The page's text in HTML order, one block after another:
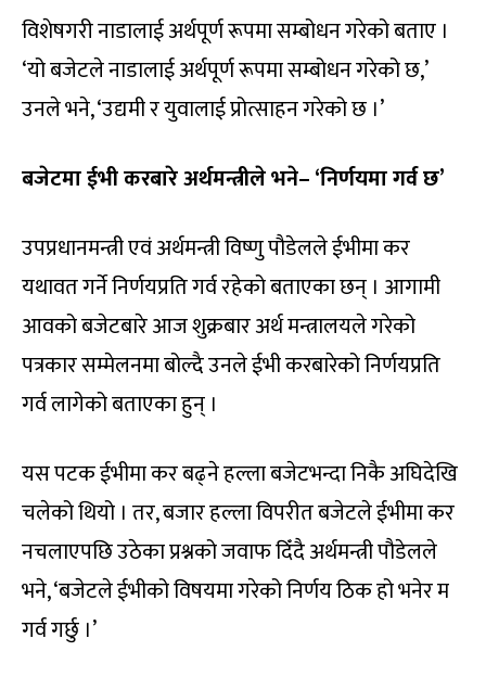
विशेषगरी नाडालाई अर्थपूर्ण रूपमा सम्बोधन गरेको बताए ।
‘यो बजेटले नाडालाई अर्थपूर्ण रूपमा सम्बोधन गरेको छ,’
उनले भने, ‘उद्यमी र युवालाई प्रोत्साहन गरेको छ ।’
बजेटमा ईभी करबारे अर्थमन्त्रीले भने– ‘निर्णयमा गर्व छ’
उपप्रधानमन्त्री एवं अर्थमन्त्री विष्णु पौडेलले ईभीमा कर
यथावत गर्ने निर्णयप्रति गर्व रहेको बताएका छन् । आगामी
आवको बजेटबारे आज शुक्रबार अर्थ मन्त्रालयले गरेको
पत्रकार सम्मेलनमा बोल्दै उनले ईभी करबारेको निर्णयप्रति
गर्व लागेको बताएका हुन् ।
यस पटक ईभीमा कर बढ्ने हल्ला बजेटभन्दा निकै अघिदेखि
चलेको थियो । तर, बजार हल्ला विपरीत बजेटले ईभीमा कर
नचलाएपछि उठेका प्रश्नको जवाफ दिँदै अर्थमन्त्री पौडेलले
भने, ‘बजेटले ईभीको विषयमा गरेको निर्णय ठिक हो भनेर म
गर्व गर्छु ।’